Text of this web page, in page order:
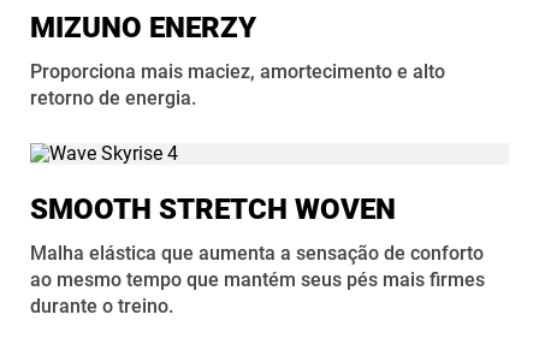
MIZUNO ENERZY
Proporciona mais maciez, amortecimento e alto
retorno de energia.
SMOOTH STRETCH WOVEN
Malha elástica que aumenta a sensação de conforto
ao mesmo tempo que mantém seus pés mais firmes
durante o treino.